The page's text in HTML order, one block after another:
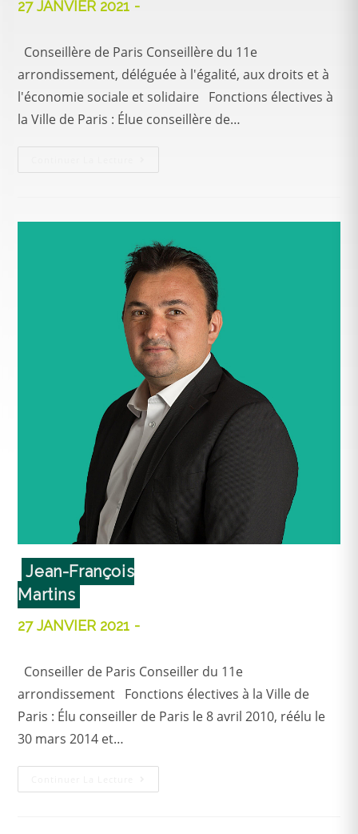
27 JANVIER 2021
Conseillère de Paris Conseillère du 11e
arrondissement, déléguée à l'égalité, aux droits et à
l'économie sociale et solidaire Fonctions électives à
la Ville de Paris : Élue conseillère de…
Jean-François
Martins
27 JANVIER 2021
Conseiller de Paris Conseiller du 11e
arrondissement Fonctions électives à la Ville de
Paris : Élu conseiller de Paris le 8 avril 2010, réélu le
30 mars 2014 et…